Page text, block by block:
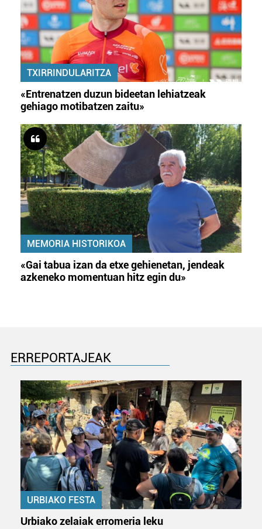
TXIRRINDULARITZA
«Entrenatzen duzun bideetan lehiatzeak
gehiago motibatzen zaitu»
MEMORIA HISTORIKOA
«Gai tabua izan da etxe gehienetan, jendeak
azkeneko momentuan hitz egin du»
ERREPORTAJEAK
URBIAKO FESTA
Urbiako zelaiak erromeria leku